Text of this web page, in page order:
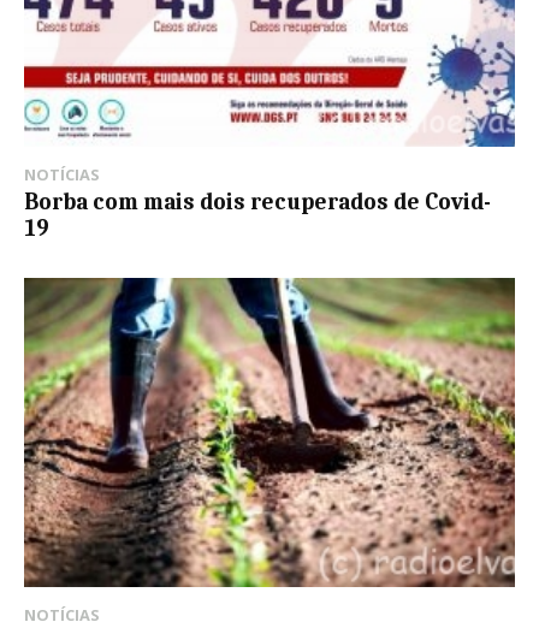
NOTÍCIAS
Borba com mais dois recuperados de Covid-
19
NOTÍCIAS